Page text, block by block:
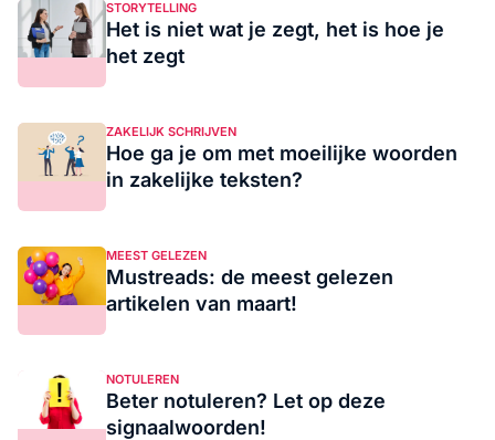
STORYTELLING
Het is niet wat je zegt, het is hoe je
het zegt
ZAKELIJK SCHRIJVEN
Hoe ga je om met moeilijke woorden
in zakelijke teksten?
MEEST GELEZEN
Mustreads: de meest gelezen
artikelen van maart!
NOTULEREN
Beter notuleren? Let op deze
signaalwoorden!